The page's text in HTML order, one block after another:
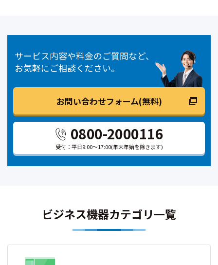
サービス内容や料金のご質問など、
お気軽にご相談ください。
お問い合わせフォーム(無料)
0800-2000116
受付：平日9:00～17:00(年末年始を除きます)
ビジネス機器カテゴリ一覧